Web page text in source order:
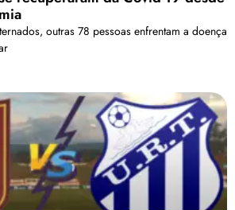
outras 78 pessoas enfrentam a doença